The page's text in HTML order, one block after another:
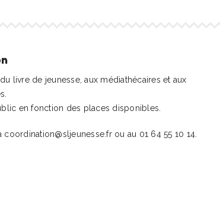
livre de jeunesse, aux médiathécaires et aux
en fonction des places disponibles.
ou au 01 64 55 10 14.